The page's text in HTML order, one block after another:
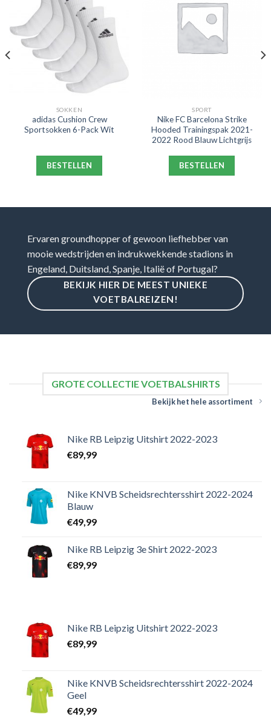
SOKKEN
adidas Cushion Crew
Sportsokken 6-Pack Wit
BESTELLEN
SPORT
Nike FC Barcelona Strike
Hooded Trainingspak 2021-
2022 Rood Blauw Lichtgrijs
BESTELLEN
Ervaren groundhopper of gewoon liefhebber van
mooie wedstrijden en indrukwekkende stadions in
Engeland, Duitsland, Spanje, Italië of Portugal?
BEKIJK HIER DE MEEST UNIEKE
VOETBALREIZEN!
GROTE COLLECTIE VOETBALSHIRTS
Bekijk het hele assortiment
Nike RB Leipzig Uitshirt 2022-2023
€89,99
Nike KNVB Scheidsrechtersshirt 2022-2024
Blauw
€49,99
Nike RB Leipzig 3e Shirt 2022-2023
€89,99
Nike RB Leipzig Uitshirt 2022-2023
€89,99
Nike KNVB Scheidsrechtersshirt 2022-2024
Geel
€49,99